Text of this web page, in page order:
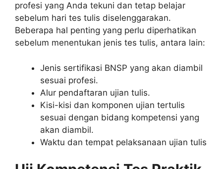
profesi yang Anda tekuni dan tetap belajar
sebelum hari tes tulis diselenggarakan.
Beberapa hal penting yang perlu diperhatikan
sebelum menentukan jenis tes tulis, antara lain:
Jenis sertifikasi BNSP yang akan diambil
sesuai profesi.
Alur pendaftaran ujian tulis.
Kisi-kisi dan komponen ujian tertulis
sesuai dengan bidang kompetensi yang
akan diambil.
Waktu dan tempat pelaksanaan ujian tulis